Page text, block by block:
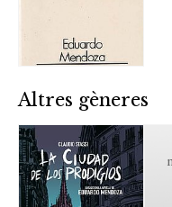
Altres gèneres